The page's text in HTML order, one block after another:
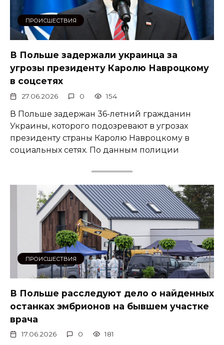
ПРОИСШЕСТВИЯ
В Польше задержали украинца за
угрозы президенту Каролю Навроцкому
в соцсетях
27.06.2026 0 154
В Польше задержан 36-летний гражданин
Украины, которого подозревают в угрозах
президенту страны Каролю Навроцкому в
социальных сетях. По данным полиции
ПРОИСШЕСТВИЯ
В Польше расследуют дело о найденных
останках эмбрионов на бывшем участке
врача
17.06.2026 0 181